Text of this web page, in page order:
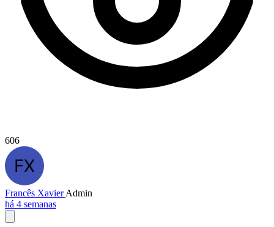
606
Francês XavierAdmin
há 4 semanas